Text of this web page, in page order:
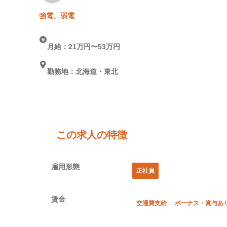
強電、弱電
月給：21万円〜53万円
勤務地：北海道・東北
この求人の特徴
雇用形態 正社員
賃金 交通費支給 ボーナス・賞与あ